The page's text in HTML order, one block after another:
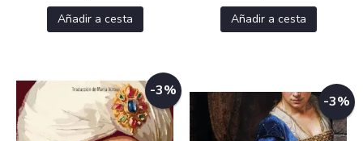
Añadir a cesta Añadir a cesta
-3%
-3%